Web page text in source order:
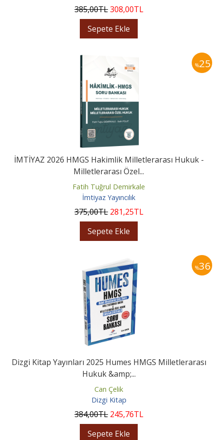
385,00TL308,00TL
Sepete Ekle
%25
İMTİYAZ 2026 HMGS Hakimlik Milletlerarası Hukuk -
Milletlerarası Özel...
Fatih Tuğrul Demirkale
İmtiyaz Yayıncılık
375,00TL 281,25TL
Sepete Ekle
%36
Dizgi Kitap Yayınları 2025 Humes HMGS Milletlerarası
Hukuk &amp;...
Can Çelik
Dizgi Kitap
384,00TL 245,76TL
Sepete Ekle